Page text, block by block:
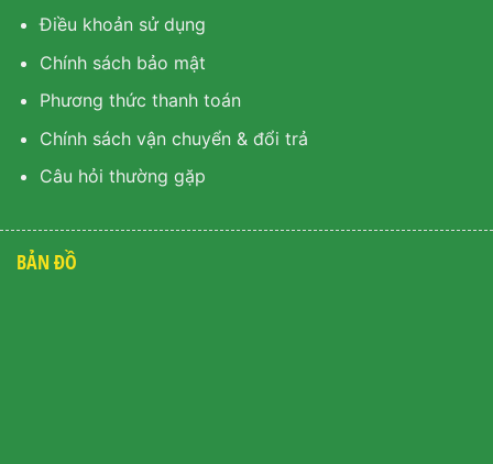
Điều khoản sử dụng
Chính sách bảo mật
Phương thức thanh toán
Chính sách vận chuyển & đổi trả
Câu hỏi thường gặp
BẢN ĐỒ